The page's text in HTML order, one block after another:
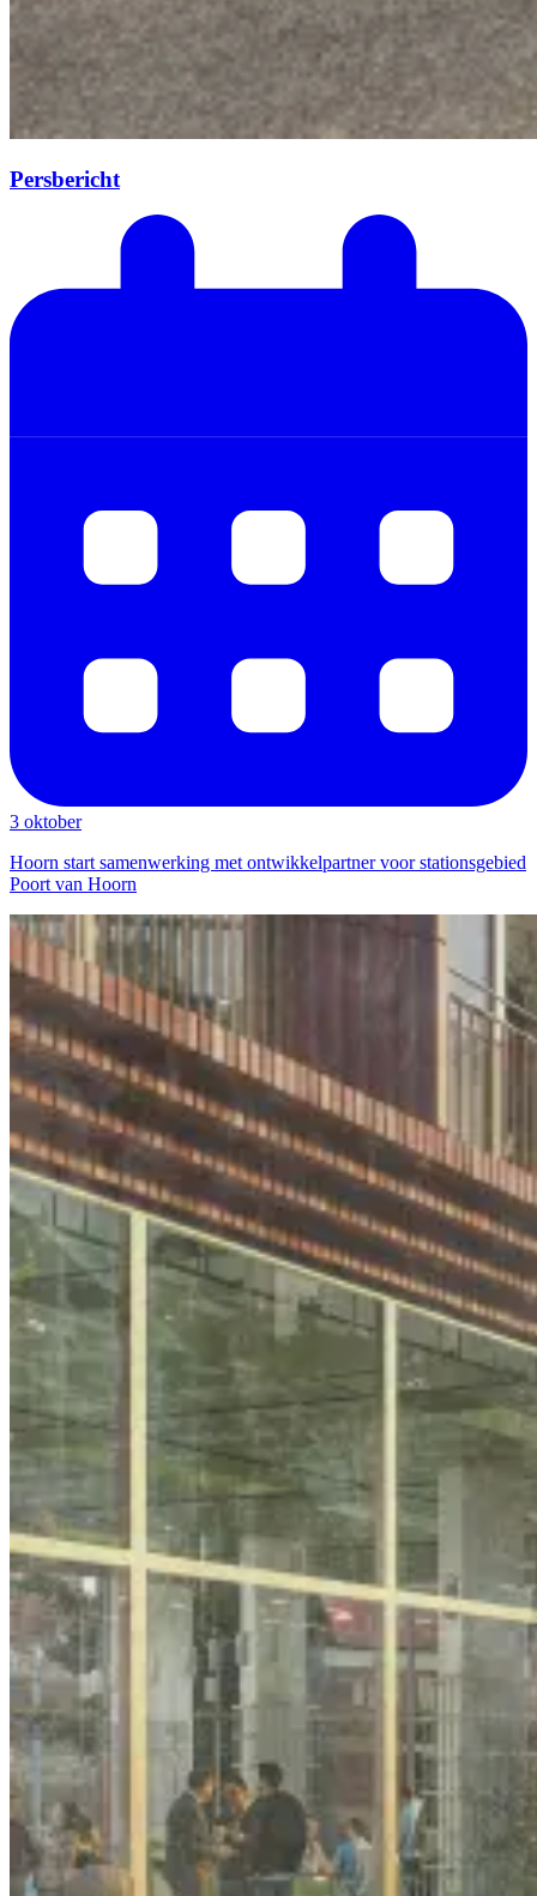
Persbericht
3 oktober
Hoorn start samenwerking met ontwikkelpartner voor stationsgebied
Poort van Hoorn